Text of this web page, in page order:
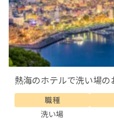
熱海のホテルで洗い場
職種
洗い場